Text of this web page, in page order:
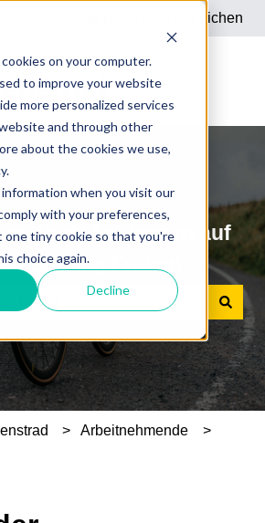
on your computer.
to improve your website
more personalized services
and through other
about the cookies we use,
when you visit our
with your preferences,
one tiny cookie so that you're
choice again.
Decline
für Übersetzungen anzeigen
Support-Ticket einreichen
Antworten auf
Leasing Fragen
da das Suchfeld leer ist.
Arbeitnehmende